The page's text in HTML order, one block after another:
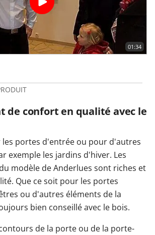
01:34
de confort en qualité avec le
les portes d'entrée ou pour d'autres
exemple les jardins d'hiver. Les
modèle de Anderlues sont riches et
Que ce soit pour les portes
ou d'autres éléments de la
bien conseillé avec le bois.
de la porte ou de la porte-